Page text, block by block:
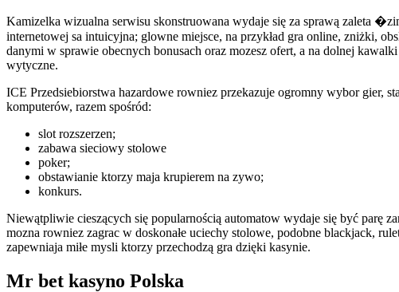
Kamizelka wizualna serwisu skonstruowana wydaje się za sprawą zaleta
internetowej sa intuicyjna; glowne miejsce, na przykład gra online, zniżki,
danymi w sprawie obecnych bonusach oraz mozesz ofert, a na dolnej
wytyczne.
ICE Przedsiebiorstwa hazardowe rowniez przekazuje ogromny wybor gier,
komputerów, razem spośród:
slot rozszerzen;
zabawa sieciowy stolowe
poker;
obstawianie ktorzy maja krupierem na zywo;
konkurs.
Niewątpliwie cieszących się popularnością automatow wydaje się być parę
mozna rowniez zagrac w doskonałe uciechy stolowe, podobne blackjack,
zapewniaja miłe mysli ktorzy przechodzą gra dzięki kasynie.
Mr bet kasyno Polska